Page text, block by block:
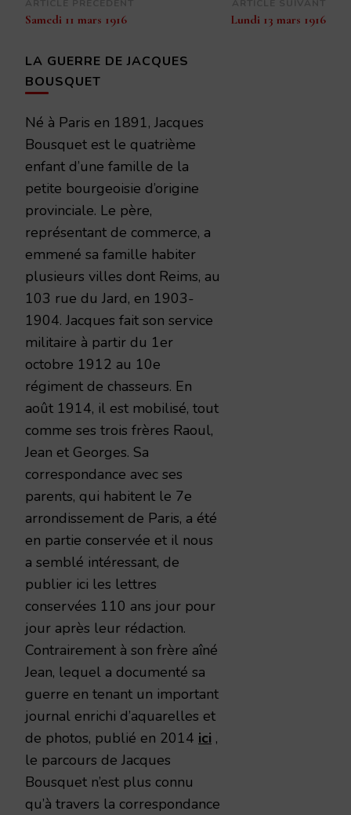
Navigation
d’article
Samedi 11 mars 1916 Lundi 13 mars 1916
LA GUERRE DE JACQUES
BOUSQUET
Né à Paris en 1891, Jacques
Bousquet est le quatrième
enfant d’une famille de la
petite bourgeoisie d’origine
provinciale. Le père,
représentant de commerce, a
emmené sa famille habiter
plusieurs villes dont Reims, au
103 rue du Jard, en 1903-
1904. Jacques fait son service
militaire à partir du 1er
octobre 1912 au 10e
régiment de chasseurs. En
août 1914, il est mobilisé, tout
comme ses trois frères Raoul,
Jean et Georges. Sa
correspondance avec ses
parents, qui habitent le 7e
arrondissement de Paris, a été
en partie conservée et il nous
a semblé intéressant, de
publier ici les lettres
conservées 110 ans jour pour
jour après leur rédaction.
Contrairement à son frère aîné
Jean, lequel a documenté sa
guerre en tenant un important
journal enrichi d’aquarelles et
de photos, publié en 2014 ici ,
le parcours de Jacques
Bousquet n’est plus connu
qu’à travers la correspondance